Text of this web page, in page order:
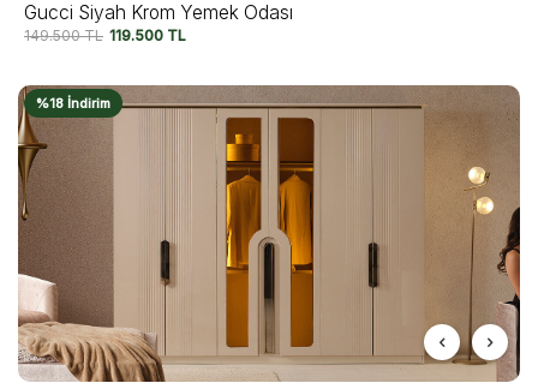
Gucci Siyah Krom Yemek Odası
149.500TL 119.500 TL
%18 İndirim